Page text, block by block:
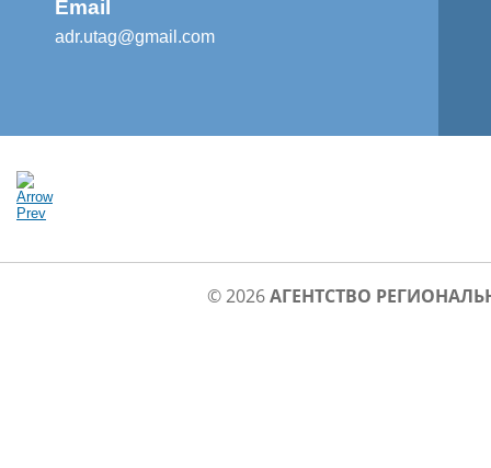
Email
adr.utag@gmail.com
© 2026АГЕНТСТВО